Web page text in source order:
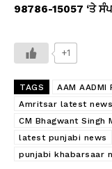
98786-15057 ‘ਤੇ
+1
TAGS
AAM AADMI
Amritsar latest
CM Bhagwant Singh
latest punjabi news
punjabi khabarsaar